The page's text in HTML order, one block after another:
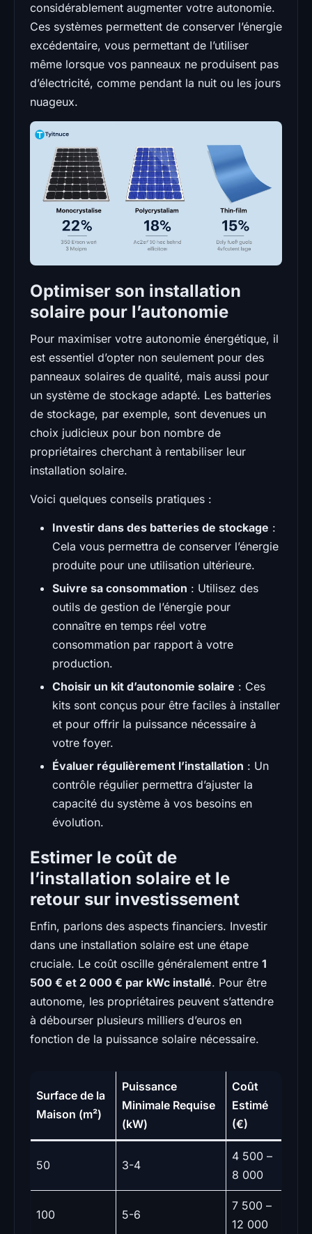
considérablement augmenter votre autonomie.
Ces systèmes permettent de conserver l’énergie
excédentaire, vous permettant de l’utiliser
même lorsque vos panneaux ne produisent pas
d’électricité, comme pendant la nuit ou les jours
nuageux.
Optimiser son installation
solaire pour l’autonomie
Pour maximiser votre autonomie énergétique, il
est essentiel d’opter non seulement pour des
panneaux solaires de qualité, mais aussi pour
un système de stockage adapté. Les batteries
de stockage, par exemple, sont devenues un
choix judicieux pour bon nombre de
propriétaires cherchant à rentabiliser leur
installation solaire.
Voici quelques conseils pratiques :
Investir dans des batteries de stockage :
Cela vous permettra de conserver l’énergie
produite pour une utilisation ultérieure.
Suivre sa consommation : Utilisez des
outils de gestion de l’énergie pour
connaître en temps réel votre
consommation par rapport à votre
production.
Choisir un kit d’autonomie solaire : Ces
kits sont conçus pour être faciles à installer
et pour offrir la puissance nécessaire à
votre foyer.
Évaluer régulièrement l’installation : Un
contrôle régulier permettra d’ajuster la
capacité du système à vos besoins en
évolution.
Estimer le coût de
l’installation solaire et le
retour sur investissement
Enfin, parlons des aspects financiers. Investir
dans une installation solaire est une étape
cruciale. Le coût oscille généralement entre 1
500 € et 2 000 € par kWc installé. Pour être
autonome, les propriétaires peuvent s’attendre
à débourser plusieurs milliers d’euros en
fonction de la puissance solaire nécessaire.
Surface de la
Maison (m²)
Puissance
Minimale Requise
(kW)
Coût
Estimé
(€)
50 3-4
4 500 –
8 000
100 5-6
7 500 –
12 000